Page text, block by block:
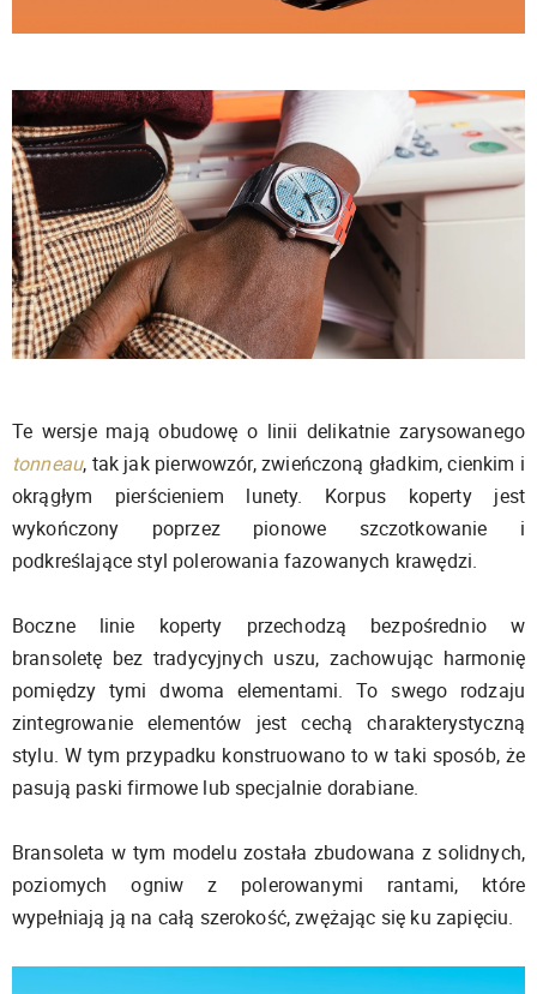
Te wersje mają obudowę o linii delikatnie zarysowanego
tonneau, tak jak pierwowzór, zwieńczoną gładkim, cienkim i
okrągłym pierścieniem lunety. Korpus koperty jest
wykończony poprzez pionowe szczotkowanie i
podkreślające styl polerowania fazowanych krawędzi.
Boczne linie koperty przechodzą bezpośrednio w
bransoletę bez tradycyjnych uszu, zachowując harmonię
pomiędzy tymi dwoma elementami. To swego rodzaju
zintegrowanie elementów jest cechą charakterystyczną
stylu. W tym przypadku konstruowano to w taki sposób, że
pasują paski firmowe lub specjalnie dorabiane.
Bransoleta w tym modelu została zbudowana z solidnych,
poziomych ogniw z polerowanymi rantami, które
wypełniają ją na całą szerokość, zwężając się ku zapięciu.